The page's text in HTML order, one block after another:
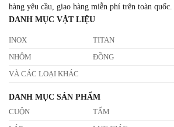
hàng yêu cầu, giao hàng miễn phí trên toàn quốc.
DANH MỤC VẬT LIỆU
INOX TITAN
NHÔM ĐỒNG
VÀ CÁC LOẠI KHÁC
DANH MỤC SẢN PHẨM
CUỘN TẤM